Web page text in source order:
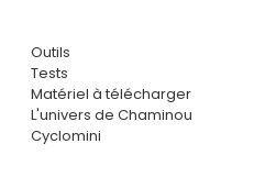
Outils
Tests
Matériel à télécharger
L'univers de Chaminou
Cyclomini